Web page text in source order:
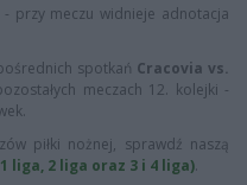
przy meczu widnieje adnotacja
spotkań Cracovia vs.
meczach 12. kolejki -
piłki nożnej, sprawdź naszą
liga, 2 liga oraz 3 i 4 liga).